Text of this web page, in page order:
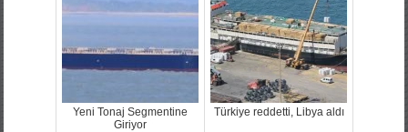
Yeni Tonaj Segmentine
Giriyor
Türkiye reddetti, Libya aldı